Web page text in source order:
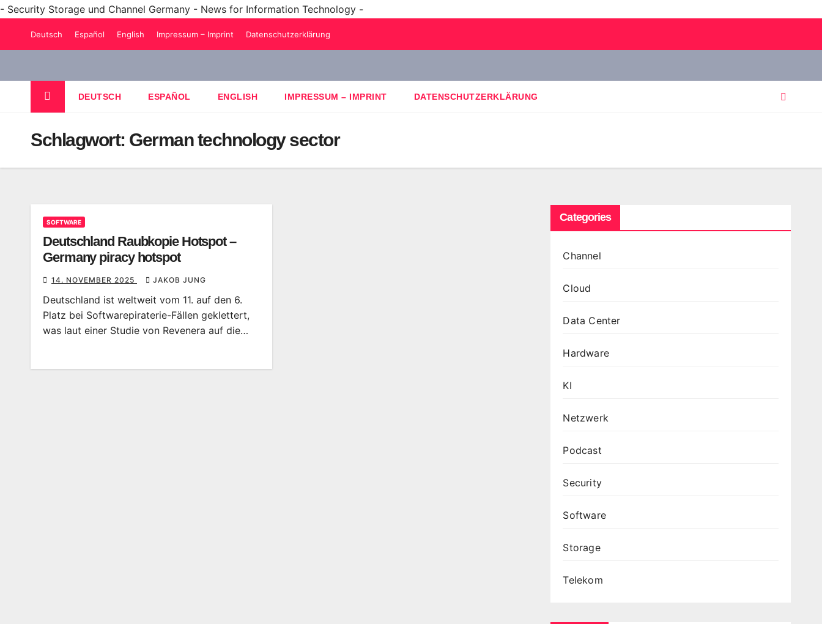
- Security Storage und Channel Germany - News for Information Technology -
Deutsch Español English Impressum – Imprint Datenschutzerklärung
DEUTSCH ESPAÑOL ENGLISH IMPRESSUM – IMPRINT DATENSCHUTZERKLÄRUNG
Schlagwort: German technology sector
SOFTWARE
Deutschland Raubkopie Hotspot –
Germany piracy hotspot
14. NOVEMBER 2025 JAKOB JUNG
Deutschland ist weltweit vom 11. auf den 6.
Platz bei Softwarepiraterie-Fällen geklettert,
was laut einer Studie von Revenera auf die…
Categories
Channel
Cloud
Data Center
Hardware
KI
Netzwerk
Podcast
Security
Software
Storage
Telekom